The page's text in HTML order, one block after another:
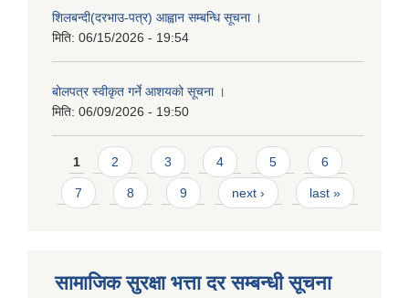
शिलबन्दी(दरभाउ-पत्र) आह्वान सम्बन्धि सूचना ।
मिति: 06/15/2026 - 19:54
बोलपत्र स्वीकृत गर्ने आशयको सूचना ।
मिति: 06/09/2026 - 19:50
Pages
1 2 3 4 5 6
7 8 9 next › last »
सामाजिक सुरक्षा भत्ता दर सम्बन्धी सूचना